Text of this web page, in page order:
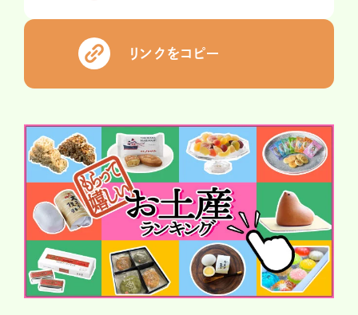
リンクをコピー